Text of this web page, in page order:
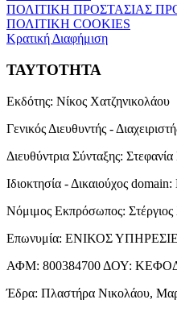
ΠΟΛΙΤΙΚΗ ΠΡΟΣΤΑΣΙΑΣ
ΠΟΛΙΤΙΚΗ COOKIES
Κρατική Διαφήμιση
ΤΑΥΤΟΤΗΤΑ
Εκδότης: Νίκος Χατζηνικολάου
Γενικός Διευθυντής -
Διευθύντρια Σύνταξης:
Ιδιοκτησία - Δικαιούχος domain:
Νόμιμος Εκπρόσωπος:
Επωνυμία: ΕΝΙΚΟΣ
ΑΦΜ: 800384700 ΔΟΥ:
Έδρα: Πλαστήρα Νικολάου,